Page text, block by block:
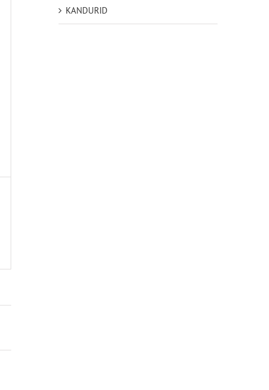
KANDURID